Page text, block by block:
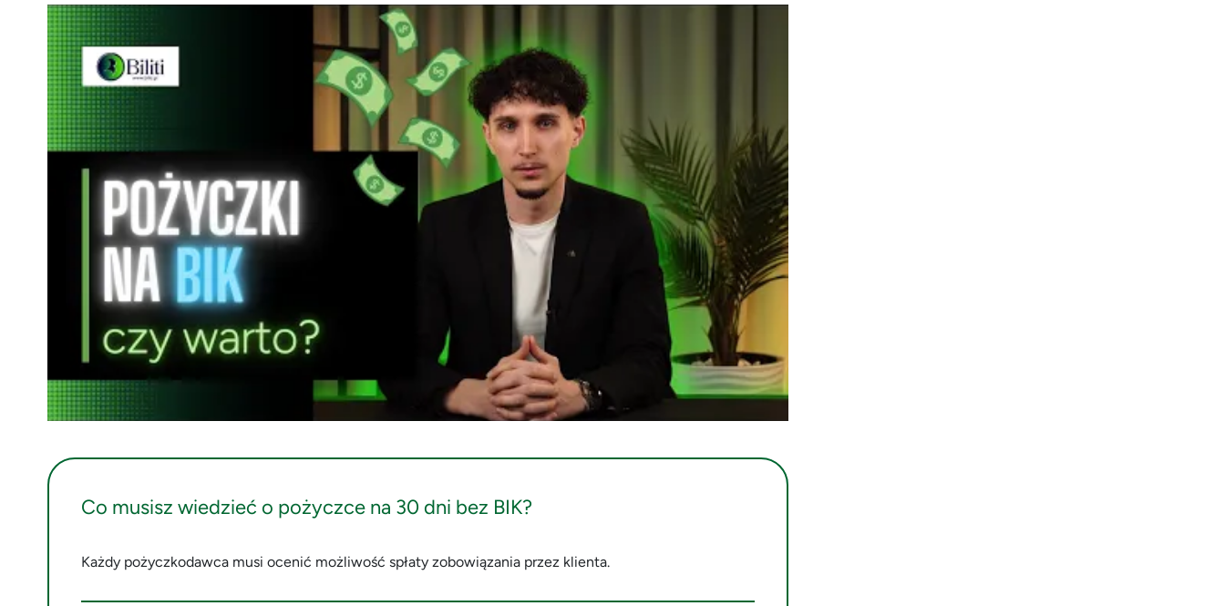
Co musisz wiedzieć o pożyczce na 30 dni bez BIK?
Każdy pożyczkodawca musi ocenić możliwość spłaty zobowiązania przez klienta.